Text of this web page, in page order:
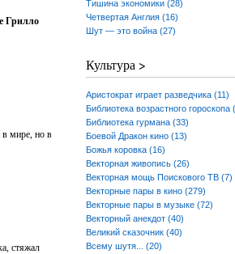
Грилло
в мире, но в
стяжал
Тишина экономики (28)
Четвертая Англия (16)
Шут — это война (27)
Культура >
Аристократ играет разведчика (11)
Библиотека возрастного гороскопа
Библиотека гурмана (33)
Боевой Дракон кино (13)
Божья коровка (16)
Векторная живопись (26)
Векторная мощь Поискового ТВ (7)
Векторные пары в кино (279)
Векторные пары в музыке (72)
Векторный анекдот (40)
Великий сказочник (40)
Всему шутя... (20)